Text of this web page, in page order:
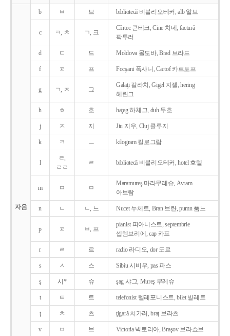
자음
b ㅂ 브 bibliotecǎ 비블리오테커, alb 알브
c ㅋ, ㅊ ㄱ, 크
Cîntec 큰테크, Cine 치네, facturǎ
팍투러
d ㄷ 드 Moldova 몰도바, Brad 브라드
f ㅍ 프 Focşani 폭샤니, Cartof 카르토프
g ㄱ, ㅈ 그
Galaţi 갈라치, Gigel 지젤, hering
헤린그
h ㅎ 흐 haţeg 하체그, duh 두흐
j ㅈ 지 Jiu 지우, Cluj 클루지
k ㅋ ㅡ kilogram 킬로그람
l
ㄹ,
ㄹㄹ
ㄹ bibliotecǎ 비블리오테커, hotel 호텔
m ㅁ ㅁ
Maramureş 마라무레슈, Avram
아브람
n ㄴ ㄴ, 느 Nucet 누체트, Bran 브란, pumn 품느
p ㅍ ㅂ, 프
pianist 피아니스트, septembrie
셉템브리에, cap 카프
r ㄹ 르 radio 라디오, dor 도르
s ㅅ 스 Sibiu 시비우, pas 파스
ş 시* 슈 şag 샤그, Mureş 무레슈
t ㅌ 트 telefonist 텔레포니스트, bilet 빌레트
ţ ㅊ 츠 ţigarǎ 치가러, braţ 브라츠
v ㅂ 브 Victoria 빅토리아, Braşov 브라쇼브